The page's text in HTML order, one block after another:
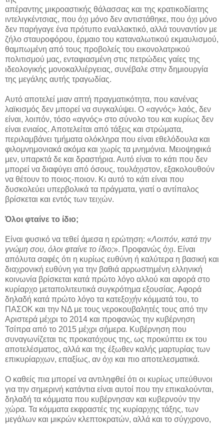
απέραντης μικροαστικής θάλασσας και της κρατικοδίαιτης
ιντελιγκέντσιας, που όχι μόνο δεν αντιστάθηκε, που όχι μόνο
δεν παρήγαγε ένα πρότυπο εναλλακτικό, αλλά τουναντίον με
ζήλο σταυροφόρου, έρμαιο του καταναλωτικού εκμαυλισμού,
θαμπωμένη από τους προβολείς του εικονολατρικού
πολιτισμού μας, ενταφιασμένη στις πετρώδεις γαίες της
ιδεολογικής μονοκαλλιέργειας, συνέβαλε στην δημιουργία
της μεγάλης αυτής τραγωδίας.
Αυτό αποτελεί μιαν απτή πραγματικότητα, που κανένας
λαϊκισμός δεν μπορεί να συγκαλύψει. Ο «αγνός» λαός, δεν
είναι, λοιπόν, τόσο «αγνός» στο σύνολο του και κυρίως δεν
είναι ενιαίος. Αποτελείται από τάξεις και στρώματα,
περιλαμβάνει τμήματα ολόκληρα που είναι εθελόδουλα και
φιλομνημονιακά ακόμα και χωρίς τα μνημόνια. Μειοψηφικά
μεν, υπαρκτά δε και δραστήρια. Αυτό είναι το κάτι που δεν
μπορεί να διαφύγει από όσους, τουλάχιστον, εξακολουθούν
να θέτουν το ποιος-ποιον. Κι αυτό το κάτι είναι που
δυσκολεύει υπερβολικά τα πράγματα, γιατί ο αντίπαλος
βρίσκεται και εντός των τειχών.
Όλοι φταίνε το ίδιο;
Είναι φυσικό να τεθεί άμεσα η ερώτηση: «Λοιπόν, κατά την
γνώμη σου, όλοι φταίνε το ίδιο;». Προφανώς όχι. Είναι
απόλυτα σαφές ότι η κυρίως ευθύνη ή καλύτερα η βασική και
διαχρονική ευθύνη για την βαθιά αρρωστημένη ελληνική
κοινωνία βρίσκεται κατά πρώτο λόγο αλλού και αφορά στο
κυρίαρχο μεταπολιτευτικά συγκρότημα εξουσίας. Αφορά
δηλαδή κατά πρώτο λόγο τα κατεξοχήν κόμματά του, το
ΠΑΣΟΚ και την ΝΔ με τους νεροκουβαλητές τους από την
Αριστερά μέχρι το 2014 και προφανώς την κυβέρνηση
Τσίπρα από το 2015 μέχρι σήμερα. Κυβέρνηση που
συναγωνίζεται τις προκατόχους της, ως προκύπτει εκ του
αποτελέσματος, αλλά και της έξωθεν καλής μαρτυρίας των
επικυρίαρχων, επαξίως, αν όχι και πιο αποτελεσματικά.
Ο καθείς πια μπορεί να αντιληφθεί ότι οι κυρίως υπεύθυνοι
για την σημερινή κατάντια είναι αυτοί που την επικαλούνται,
δηλαδή τα κόμματα που κυβέρνησαν και κυβερνούν την
χώρα. Τα κόμματα εκφραστές της κυρίαρχης τάξης, των
μεγάλων και μικρών κλεπτοκρατών, αλλά και το σύγχρονο,